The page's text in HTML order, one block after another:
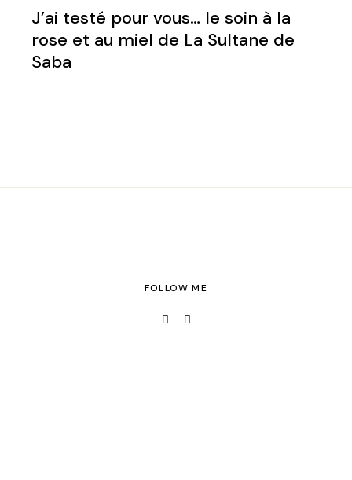
J’ai testé pour vous… le soin à la
rose et au miel de La Sultane de
Saba
FOLLOW ME